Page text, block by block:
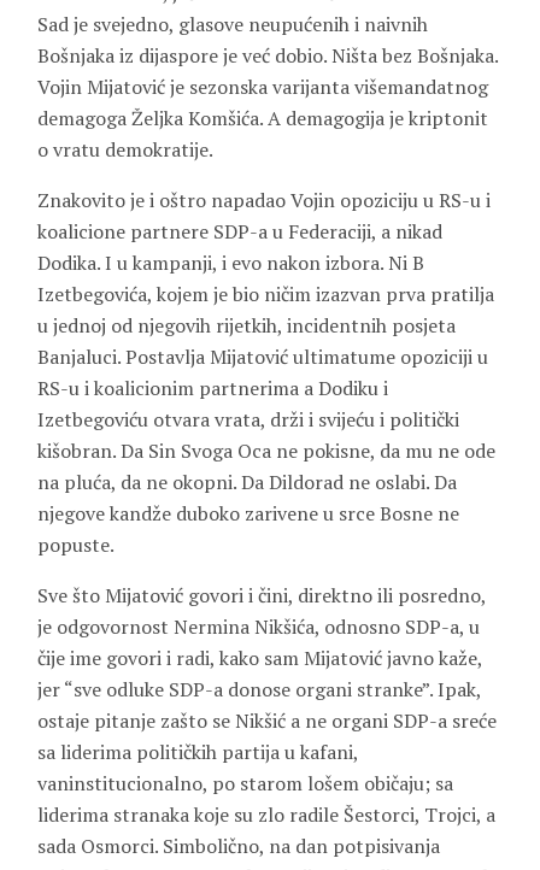
Sad je svejedno, glasove neupućenih i naivnih
Bošnjaka iz dijaspore je već dobio. Ništa bez Bošnjaka.
Vojin Mijatović je sezonska varijanta višemandatnog
demagoga Željka Komšića. A demagogija je kriptonit
o vratu demokratije.
Znakovito je i oštro napadao Vojin opoziciju u RS-u i
koalicione partnere SDP-a u Federaciji, a nikad
Dodika. I u kampanji, i evo nakon izbora. Ni B
Izetbegovića, kojem je bio ničim izazvan prva pratilja
u jednoj od njegovih rijetkih, incidentnih posjeta
Banjaluci. Postavlja Mijatović ultimatume opoziciji u
RS-u i koalicionim partnerima a Dodiku i
Izetbegoviću otvara vrata, drži i svijeću i politički
kišobran. Da Sin Svoga Oca ne pokisne, da mu ne ode
na pluća, da ne okopni. Da Dildorad ne oslabi. Da
njegove kandže duboko zarivene u srce Bosne ne
popuste.
Sve što Mijatović govori i čini, direktno ili posredno,
je odgovornost Nermina Nikšića, odnosno SDP-a, u
čije ime govori i radi, kako sam Mijatović javno kaže,
jer “sve odluke SDP-a donose organi stranke”. Ipak,
ostaje pitanje zašto se Nikšić a ne organi SDP-a sreće
sa liderima političkih partija u kafani,
vaninstitucionalno, po starom lošem običaju; sa
liderima stranaka koje su zlo radile Šestorci, Trojci, a
sada Osmorci. Simbolično, na dan potpisivanja